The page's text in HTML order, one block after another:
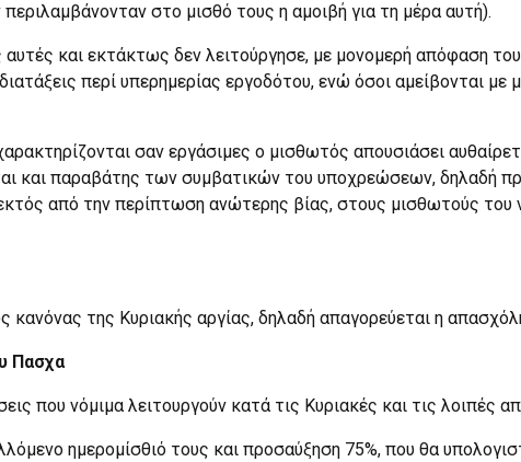
στο μισθό τους η αμοιβή για τη μέρα αυτή).
και εκτάκτως δεν λειτούργησε, με μονομερή απόφαση
περί υπερημερίας εργοδότου, ενώ όσοι αμείβονται με
σαν εργάσιμες ο μισθωτός απουσιάσει
και παραβάτης των συμβατικών του υποχρεώσεων, δηλαδή
από την περίπτωση ανώτερης βίας, στους μισθωτούς του
κανόνας της Κυριακής αργίας, δηλαδή απαγορεύεται η
Πασχα
που νόμιμα λειτουργούν κατά τις Κυριακές και τις λοιπές
ημερομίσθιό τους και προσαύξηση 75%, που θα